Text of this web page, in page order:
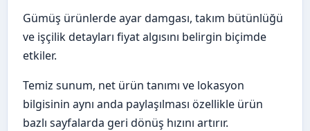
Gümüş ürünlerde ayar damgası, takım bütünlüğü
ve işçilik detayları fiyat algısını belirgin biçimde
etkiler.
Temiz sunum, net ürün tanımı ve lokasyon
bilgisinin aynı anda paylaşılması özellikle ürün
bazlı sayfalarda geri dönüş hızını artırır.